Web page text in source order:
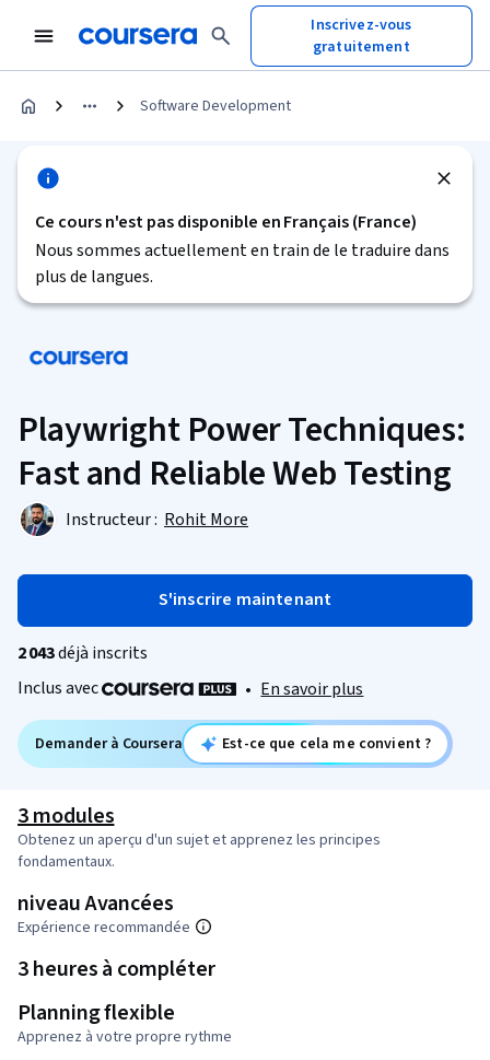
Inscrivez-vous
gratuitement
Software Development
Ce cours n'est pas disponible en Français (France)
Nous sommes actuellement en train de le traduire dans
plus de langues.
Playwright Power Techniques:
Fast and Reliable Web Testing
Instructeur : Rohit More
S'inscrire maintenant
2 043déjà inscrits
Inclus avec
• En savoir plus
Demander à Coursera Est-ce que cela me convient ?
3 modules
Obtenez un aperçu d'un sujet et apprenez les principes
fondamentaux.
niveau Avancées
Expérience recommandée
3 heures à compléter
Planning flexible
Apprenez à votre propre rythme